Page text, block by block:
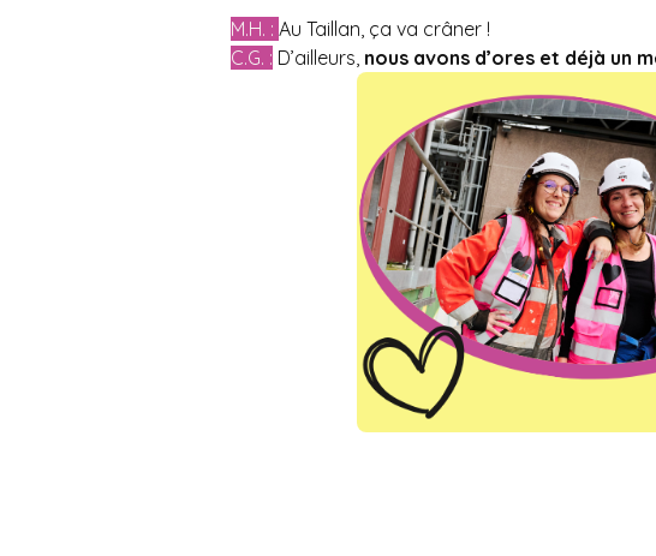
M.H. : Au Taillan, ça va crâner !
C.G. : D’ailleurs, nous avons d’ores et déjà un